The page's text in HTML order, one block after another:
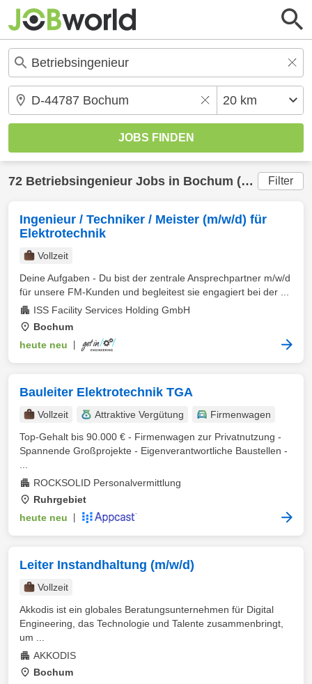
72 Betriebsingenieur Jobs in Bochum (20 km) gefunden Filter
Ingenieur / Techniker / Meister (m/w/d) für
Elektrotechnik
Vollzeit
Deine Aufgaben - Du bist der zentrale Ansprechpartner m/w/d
für unsere FM-Kunden und begleitest sie engagiert bei der ...
ISS Facility Services Holding GmbH
Bochum
heute neu
Bauleiter Elektrotechnik TGA
Vollzeit Attraktive Vergütung
Firmenwagen
Top-Gehalt bis 90.000 € - Firmenwagen zur Privatnutzung -
Spannende Großprojekte - Eigenverantwortliche Baustellen -
ROCKSOLID Personalvermittlung
Ruhrgebiet
heute neu
Leiter Instandhaltung (m/w/d)
Vollzeit
Akkodis ist ein globales Beratungsunternehmen für Digital
Engineering, das Technologie und Talente zusammenbringt,
um ...
AKKODIS
Bochum